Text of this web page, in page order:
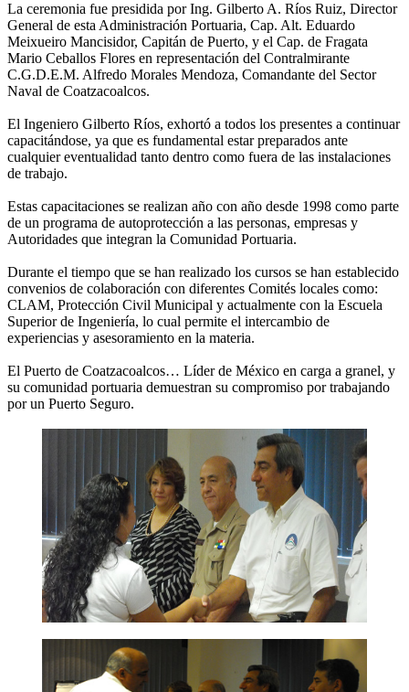
La ceremonia fue presidida por Ing. Gilberto A. Ríos Ruiz, Director
General de esta Administración Portuaria, Cap. Alt. Eduardo
Meixueiro Mancisidor, Capitán de Puerto, y el Cap. de Fragata
Mario Ceballos Flores en representación del Contralmirante
C.G.D.E.M. Alfredo Morales Mendoza, Comandante del Sector
Naval de Coatzacoalcos.
El Ingeniero Gilberto Ríos, exhortó a todos los presentes a continuar
capacitándose, ya que es fundamental estar preparados ante
cualquier eventualidad tanto dentro como fuera de las instalaciones
de trabajo.
Estas capacitaciones se realizan año con año desde 1998 como parte
de un programa de autoprotección a las personas, empresas y
Autoridades que integran la Comunidad Portuaria.
Durante el tiempo que se han realizado los cursos se han establecido
convenios de colaboración con diferentes Comités locales como:
CLAM, Protección Civil Municipal y actualmente con la Escuela
Superior de Ingeniería, lo cual permite el intercambio de
experiencias y asesoramiento en la materia.
El Puerto de Coatzacoalcos… Líder de México en carga a granel, y
su comunidad portuaria demuestran su compromiso por trabajando
por un Puerto Seguro.